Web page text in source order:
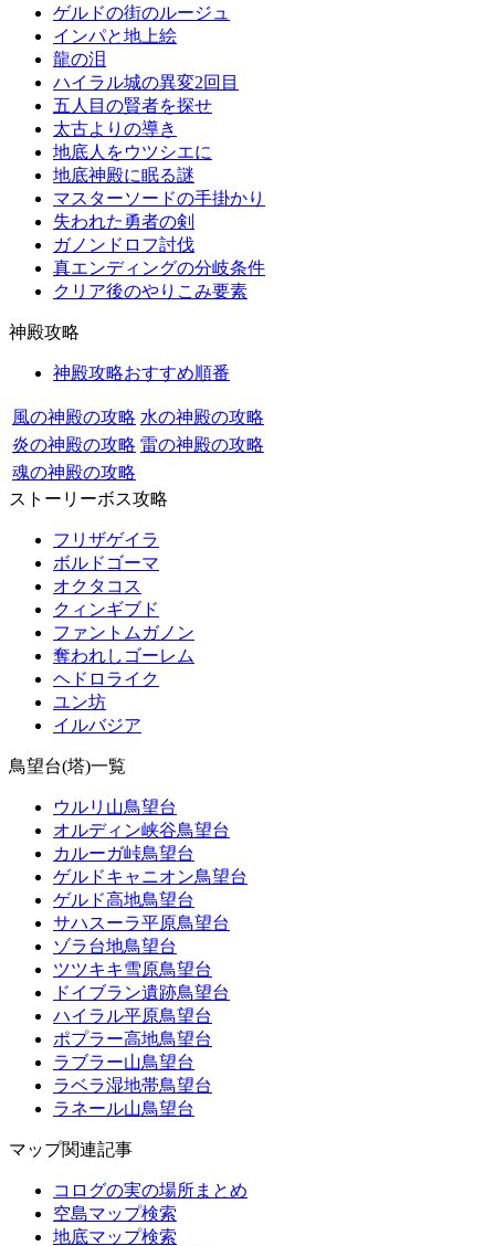
ゲルドの街のルージュ
インパと地上絵
龍の泪
ハイラル城の異変2回目
五人目の賢者を探せ
太古よりの導き
地底人をウツシエに
地底神殿に眠る謎
マスターソードの手掛かり
失われた勇者の剣
ガノンドロフ討伐
真エンディングの分岐条件
クリア後のやりこみ要素
神殿攻略
神殿攻略おすすめ順番
風の神殿の攻略 水の神殿の攻略
炎の神殿の攻略 雷の神殿の攻略
魂の神殿の攻略
ストーリーボス攻略
フリザゲイラ
ボルドゴーマ
オクタコス
クィンギブド
ファントムガノン
奪われしゴーレム
ヘドロライク
ユン坊
イルバジア
鳥望台(塔)一覧
ウルリ山鳥望台
オルディン峡谷鳥望台
カルーガ峠鳥望台
ゲルドキャニオン鳥望台
ゲルド高地鳥望台
サハスーラ平原鳥望台
ゾラ台地鳥望台
ツツキキ雪原鳥望台
ドイブラン遺跡鳥望台
ハイラル平原鳥望台
ポプラー高地鳥望台
ラブラー山鳥望台
ラベラ湿地帯鳥望台
ラネール山鳥望台
マップ関連記事
コログの実の場所まとめ
空島マップ検索
地底マップ検索